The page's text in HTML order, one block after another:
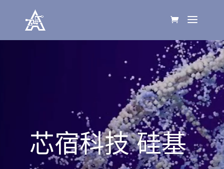
芯宿科技 硅基